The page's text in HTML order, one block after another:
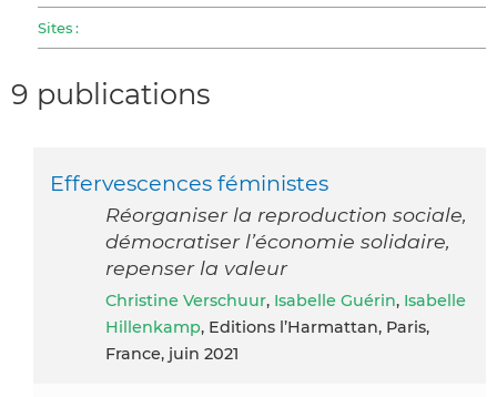
Sites :
9 publications
Effervescences féministes
Réorganiser la reproduction sociale,
démocratiser l’économie solidaire,
repenser la valeur
Christine Verschuur, Isabelle Guérin, Isabelle
Hillenkamp, Editions l’Harmattan, Paris,
France, juin 2021